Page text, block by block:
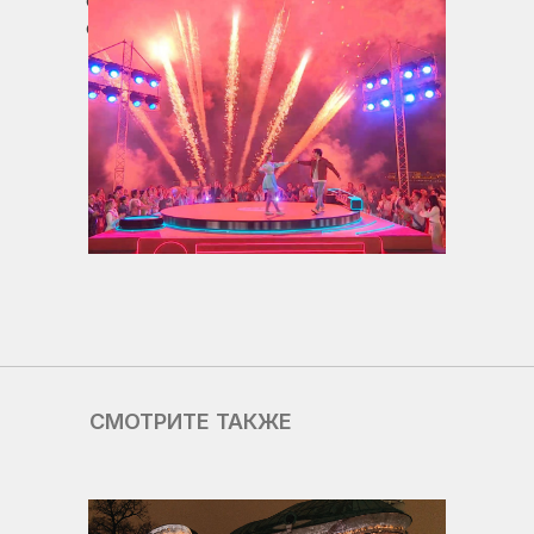
старше 18 лет.
СМОТРИТЕ ТАКЖЕ